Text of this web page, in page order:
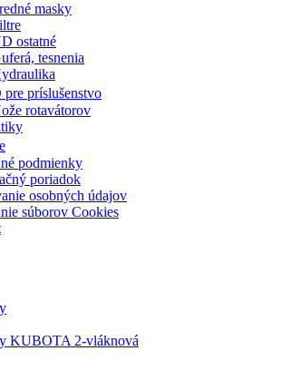
masky
ostatné
tesnenia
príslušenstvo
rotavátorov
podmienky
poriadok
osobných údajov
súborov Cookies
KUBOTA 2-vláknová